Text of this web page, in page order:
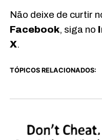
Não deixe de curtir
Facebook, siga no
X.
TÓPICOS RELACIONADOS: